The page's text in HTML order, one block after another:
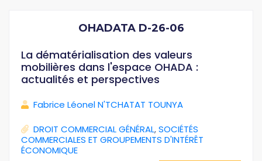
OHADATA D-26-06
La dématérialisation des valeurs
mobilières dans l'espace OHADA :
actualités et perspectives
Fabrice Léonel N'TCHATAT TOUNYA
DROIT COMMERCIAL GÉNÉRAL,SOCIÉTÉS
COMMERCIALES ET GROUPEMENTS D'INTÉRÊT
ÉCONOMIQUE